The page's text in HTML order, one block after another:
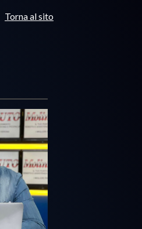
Torna al sito